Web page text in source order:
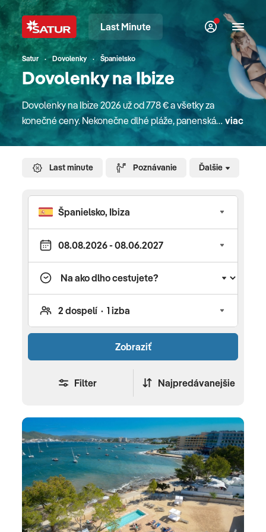
Last Minute
Satur Dovolenky Španielsko
Dovolenky na Ibize
Dovolenky na Ibize 2026 už od 778 € a všetky za
konečné ceny. Nekonečne dlhé pláže, panenská
príroda, perfektná zábava a temperamentný nočný
a dokonalé zážitky. Vydajte sa spolu s nami do
pre milovníkov nočného života a zábavy no
zároveň splní aj predstavy o dlhých prechádzkach
na piesočnatých plážach najmä však od apríla až
do októbra. Čo vidieť a zažiť? Ibiza je najkrajším
mestom ostrova s dominantou stredovekej
pevnosti lemovanou mohutnými kamennými
nočnou zábavou ale i množstvom kultúrnych
množstvo rôznych barov, reštaurácií, obchodov
s rôznymi suvenírmi či na prechádzky úzkymi
uličkami mesta. Odporúčame vám tiež celovečerný
výlet do vysvietenej historickej časti mesta, kde si
vychutnáte obhliadku starého mesta, prístavu
zábavy a príjemných piesočnatých pláží, Playa d
´en Bosa, ponúka najmä aktívny, ale i pasívny relax.
Nájdete tu množstvo plážových barov
s posedením, diskotéky či malé obchodíky. Playa d
´en Bosa je ideálnym miestom na vodné športy, od
potápania až po windsurfing. Santa eulália d´es riu
je druhým najväčším mestom ostrova s priateľskou
viac
Ďalšie
Last minute Poznávanie
Zobraziť
Filter Najpredávanejšie